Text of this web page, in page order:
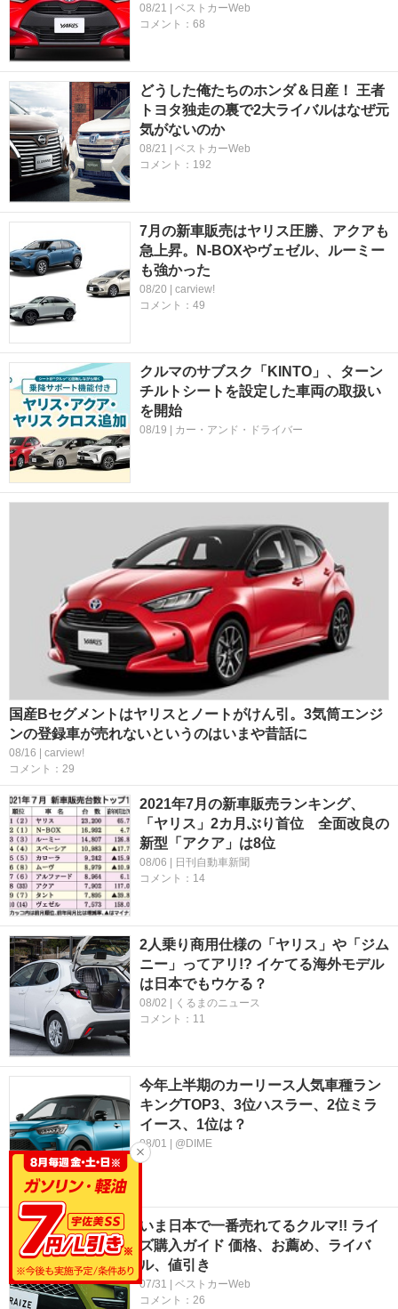
08/21 | ベストカーWeb
コメント：68
どうした俺たちのホンダ＆日産！ 王者
トヨタ独走の裏で2大ライバルはなぜ元
気がないのか
08/21 | ベストカーWeb
コメント：192
7月の新車販売はヤリス圧勝、アクアも
急上昇。N-BOXやヴェゼル、ルーミー
も強かった
08/20 | carview!
コメント：49
クルマのサブスク「KINTO」、ターン
チルトシートを設定した車両の取扱い
を開始
08/19 | カー・アンド・ドライバー
国産Bセグメントはヤリスとノートがけん引。3気筒エンジ
ンの登録車が売れないというのはいまや昔話に
08/16 | carview!
コメント：29
2021年7月の新車販売ランキング、
「ヤリス」2カ月ぶり首位 全面改良の
新型「アクア」は8位
08/06 | 日刊自動車新聞
コメント：14
2人乗り商用仕様の「ヤリス」や「ジム
ニー」ってアリ!? イケてる海外モデル
は日本でもウケる？
08/02 | くるまのニュース
コメント：11
今年上半期のカーリース人気車種ラン
キングTOP3、3位ハスラー、2位ミラ
イース、1位は？
08/01 | @DIME
いま日本で一番売れてるクルマ!! ライ
ズ購入ガイド 価格、お薦め、ライバ
ル、値引き
07/31 | ベストカーWeb
コメント：26